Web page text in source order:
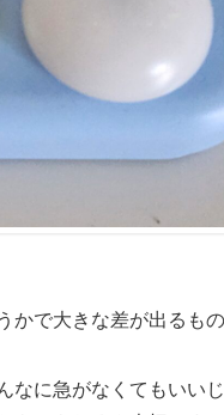
かで大きな差が出るもの
なに急がなくてもいい